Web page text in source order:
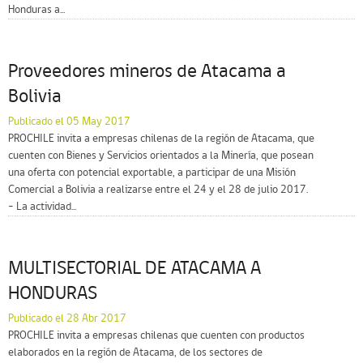
Honduras a...
Proveedores mineros de Atacama a
Bolivia
Publicado el 05 May 2017
PROCHILE invita a empresas chilenas de la región de Atacama, que
cuenten con Bienes y Servicios orientados a la Minería, que posean
una oferta con potencial exportable, a participar de una Misión
Comercial a Bolivia a realizarse entre el 24 y el 28 de julio 2017.
– La actividad...
MULTISECTORIAL DE ATACAMA A
HONDURAS
Publicado el 28 Abr 2017
PROCHILE invita a empresas chilenas que cuenten con productos
elaborados en la región de Atacama, de los sectores de